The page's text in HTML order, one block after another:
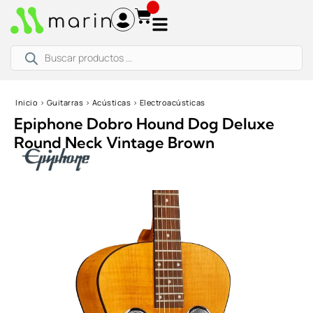
productos
Inicio › Guitarras › Acústicas › Electroacústicas
Epiphone Dobro Hound Dog Deluxe
Round Neck Vintage Brown